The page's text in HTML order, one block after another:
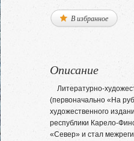
В избранное
Описание
Литературно-
(первоначально «На
художественного
республики Карело-
«Север» и стал